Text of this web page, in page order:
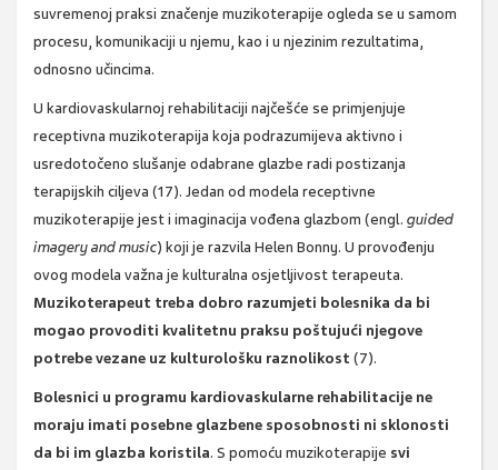
suvremenoj praksi značenje muzikoterapije ogleda se u samom
procesu, komunikaciji u njemu, kao i u njezinim rezultatima,
odnosno učincima.
U kardiovaskularnoj rehabilitaciji najčešće se primjenjuje
receptivna muzikoterapija koja podrazumijeva aktivno i
usredotočeno slušanje odabrane glazbe radi postizanja
terapijskih ciljeva (17). Jedan od modela receptivne
muzikoterapije jest i imaginacija vođena glazbom (engl. guided
imagery and music) koji je razvila Helen Bonny. U provođenju
ovog modela važna je kulturalna osjetljivost terapeuta.
Muzikoterapeut treba dobro razumjeti bolesnika da bi
mogao provoditi kvalitetnu praksu poštujući njegove
potrebe vezane uz kulturološku raznolikost (7).
Bolesnici u programu kardiovaskularne rehabilitacije ne
moraju imati posebne glazbene sposobnosti ni sklonosti
da bi im glazba koristila. S pomoću muzikoterapije svi